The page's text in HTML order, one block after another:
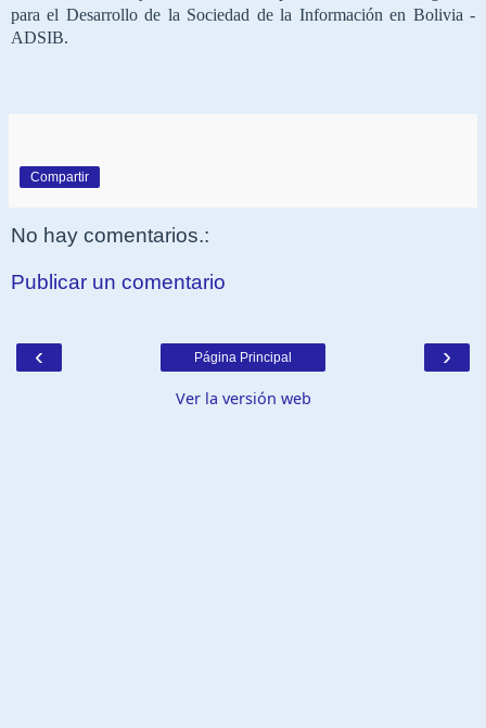
para el Desarrollo de la Sociedad de la Información en Bolivia -
ADSIB.
Compartir
No hay comentarios.:
Publicar un comentario
‹ ›
Página Principal
Ver la versión web